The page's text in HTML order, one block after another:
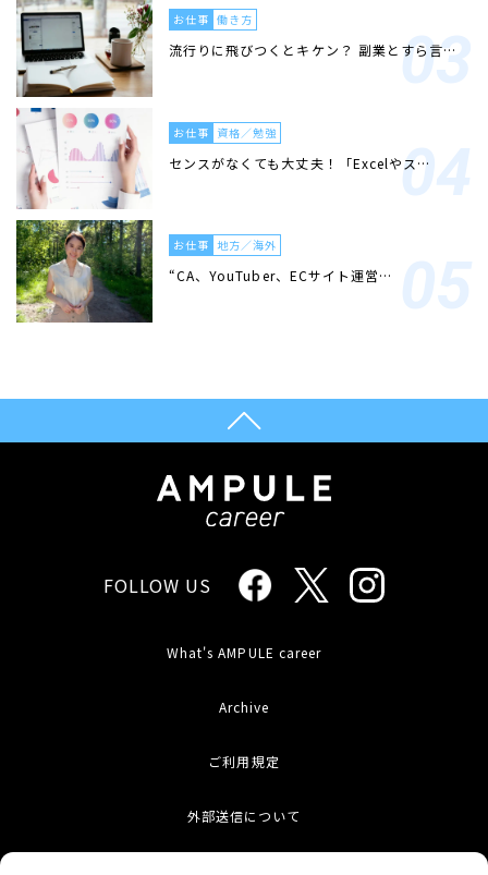
お仕事 働き方
流行りに飛びつくとキケン？ 副業とすら言…
お仕事 資格／勉強
センスがなくても大丈夫！「Excelやス…
お仕事 地方／海外
“CA、YouTuber、ECサイト運営…
FOLLOW US
What's AMPULE career
Archive
ご利用規定
外部送信について